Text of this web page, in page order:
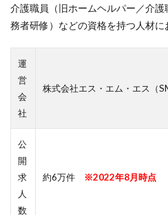
介護職員（旧ホームヘルパー／介
務者研修）などの資格を持つ人材に
運
営
会
社
株式会社エス・エム・エス（
公
開
求
人
数
約6万件 ※2022年8月時点